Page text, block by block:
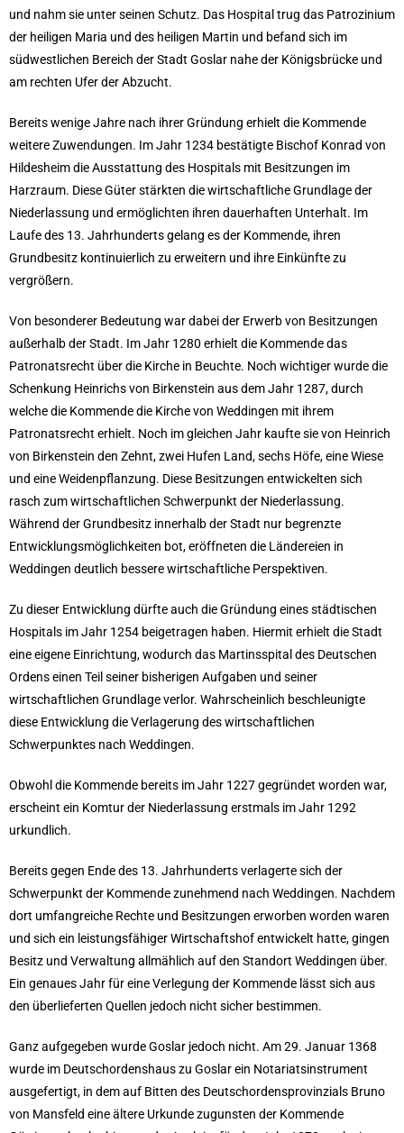
und nahm sie unter seinen Schutz. Das Hospital trug das Patrozinium
der heiligen Maria und des heiligen Martin und befand sich im
südwestlichen Bereich der Stadt Goslar nahe der Königsbrücke und
am rechten Ufer der Abzucht.
Bereits wenige Jahre nach ihrer Gründung erhielt die Kommende
weitere Zuwendungen. Im Jahr 1234 bestätigte Bischof Konrad von
Hildesheim die Ausstattung des Hospitals mit Besitzungen im
Harzraum. Diese Güter stärkten die wirtschaftliche Grundlage der
Niederlassung und ermöglichten ihren dauerhaften Unterhalt. Im
Laufe des 13. Jahrhunderts gelang es der Kommende, ihren
Grundbesitz kontinuierlich zu erweitern und ihre Einkünfte zu
vergrößern.
Von besonderer Bedeutung war dabei der Erwerb von Besitzungen
außerhalb der Stadt. Im Jahr 1280 erhielt die Kommende das
Patronatsrecht über die Kirche in Beuchte. Noch wichtiger wurde die
Schenkung Heinrichs von Birkenstein aus dem Jahr 1287, durch
welche die Kommende die Kirche von Weddingen mit ihrem
Patronatsrecht erhielt. Noch im gleichen Jahr kaufte sie von Heinrich
von Birkenstein den Zehnt, zwei Hufen Land, sechs Höfe, eine Wiese
und eine Weidenpflanzung. Diese Besitzungen entwickelten sich
rasch zum wirtschaftlichen Schwerpunkt der Niederlassung.
Während der Grundbesitz innerhalb der Stadt nur begrenzte
Entwicklungsmöglichkeiten bot, eröffneten die Ländereien in
Weddingen deutlich bessere wirtschaftliche Perspektiven.
Zu dieser Entwicklung dürfte auch die Gründung eines städtischen
Hospitals im Jahr 1254 beigetragen haben. Hiermit erhielt die Stadt
eine eigene Einrichtung, wodurch das Martinsspital des Deutschen
Ordens einen Teil seiner bisherigen Aufgaben und seiner
wirtschaftlichen Grundlage verlor. Wahrscheinlich beschleunigte
diese Entwicklung die Verlagerung des wirtschaftlichen
Schwerpunktes nach Weddingen.
Obwohl die Kommende bereits im Jahr 1227 gegründet worden war,
erscheint ein Komtur der Niederlassung erstmals im Jahr 1292
urkundlich.
Bereits gegen Ende des 13. Jahrhunderts verlagerte sich der
Schwerpunkt der Kommende zunehmend nach Weddingen. Nachdem
dort umfangreiche Rechte und Besitzungen erworben worden waren
und sich ein leistungsfähiger Wirtschaftshof entwickelt hatte, gingen
Besitz und Verwaltung allmählich auf den Standort Weddingen über.
Ein genaues Jahr für eine Verlegung der Kommende lässt sich aus
den überlieferten Quellen jedoch nicht sicher bestimmen.
Ganz aufgegeben wurde Goslar jedoch nicht. Am 29. Januar 1368
wurde im Deutschordenshaus zu Goslar ein Notariatsinstrument
ausgefertigt, in dem auf Bitten des Deutschordensprovinzials Bruno
von Mansfeld eine ältere Urkunde zugunsten der Kommende